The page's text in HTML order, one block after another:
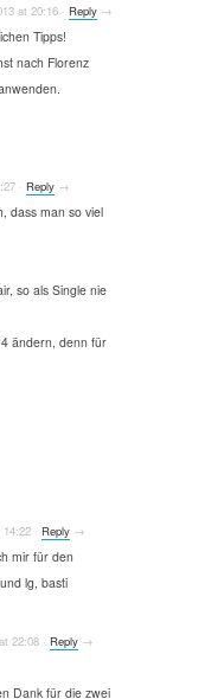
at 20:16 · Reply →
Tipps!
nach Florenz
· Reply →
dass man so viel
so als Single nie
ändern, denn für
14:22 · Reply →
mir für den
lg, basti
at 22:08 · Reply →
Dank für die zwei